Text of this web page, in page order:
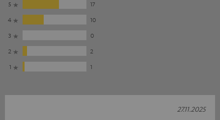
5
17
4
10
3
0
2
2
1
1
27.11.2025